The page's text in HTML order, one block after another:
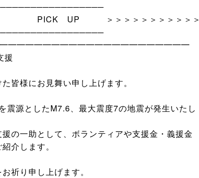
＜ PICK UP ＞＞＞＞＞＞＞＞＞＞＞
援
皆様にお見舞い申し上げます。
源としたM7.6、最大震度7の地震が発生いたし
の一助として、ボランティアや支援金・義援金
介します。
祈り申し上げます。